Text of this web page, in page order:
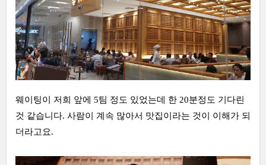
웨이팅이 저희 앞에 5팀 정도 있었는데 한 20분정도 기다린
것 같습니다. 사람이 계속 많아서 맛집이라는 것이 이해가 되
더라고요.